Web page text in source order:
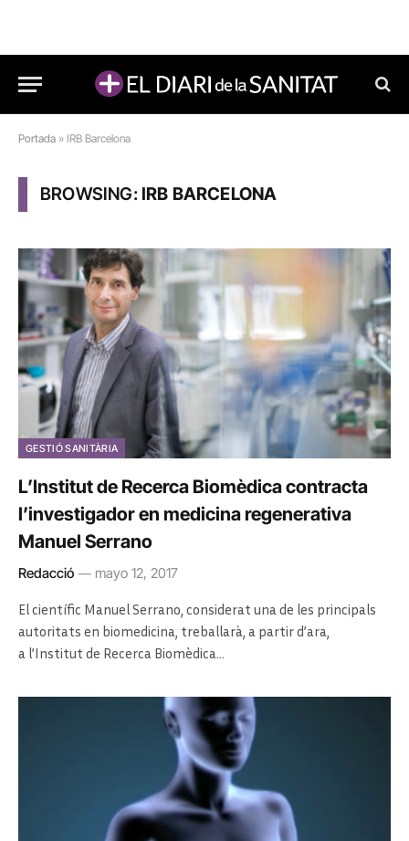
Portada » IRB Barcelona
BROWSING:IRB BARCELONA
GESTIÓ SANITÀRIA
L’Institut de Recerca Biomèdica contracta
l’investigador en medicina regenerativa
Manuel Serrano
Redacció mayo 12, 2017
El científic Manuel Serrano, considerat una de les principals
autoritats en biomedicina, treballarà, a partir d’ara,
a l’Institut de Recerca Biomèdica…